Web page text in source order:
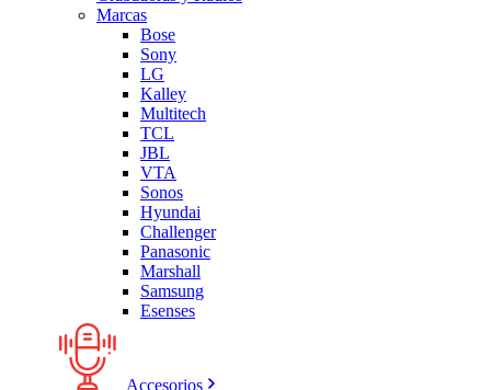
Marcas
Bose
Sony
LG
Kalley
Multitech
TCL
JBL
VTA
Sonos
Hyundai
Challenger
Panasonic
Marshall
Samsung
Esenses
Accesorios